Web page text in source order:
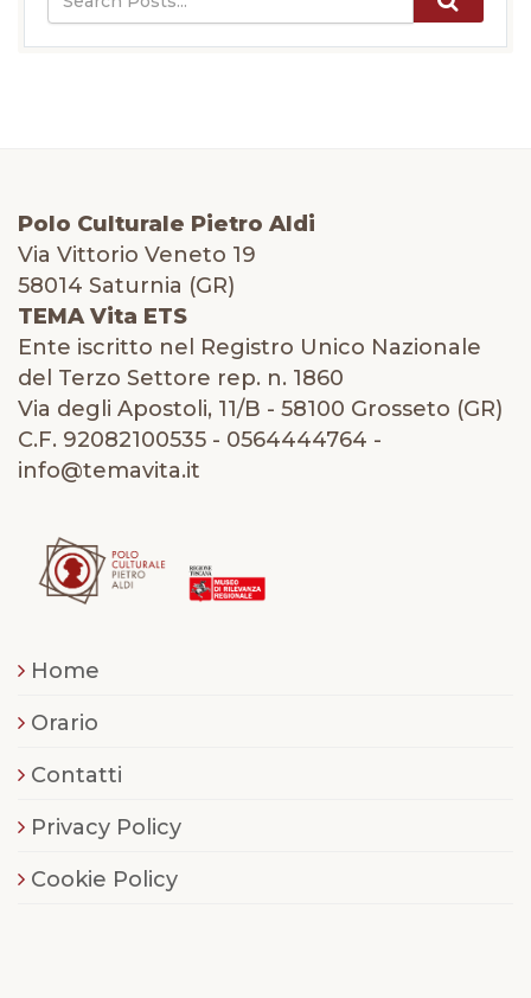
Polo Culturale Pietro Aldi
Via Vittorio Veneto 19
58014 Saturnia (GR)
TEMA Vita ETS
Ente iscritto nel Registro Unico Nazionale
del Terzo Settore rep. n. 1860
Via degli Apostoli, 11/B - 58100 Grosseto (GR)
C.F. 92082100535 - 0564444764 -
info@temavita.it
Home
Orario
Contatti
Privacy Policy
Cookie Policy